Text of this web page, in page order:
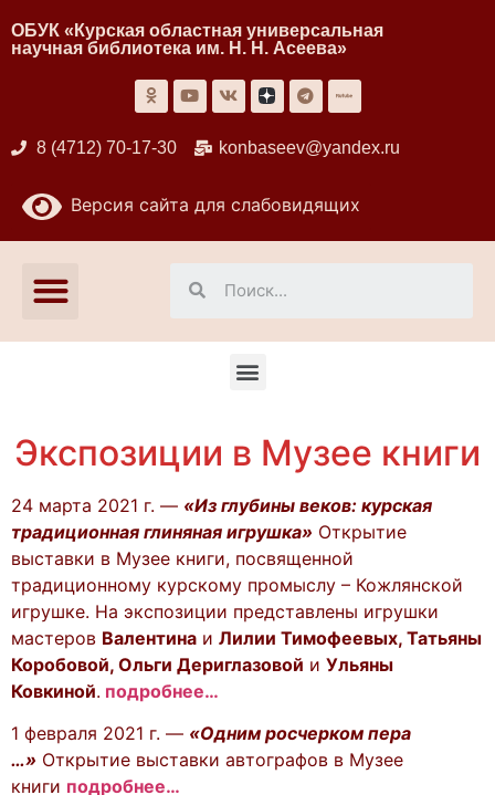
ОБУК «Курская областная универсальная
научная библиотека им. Н. Н. Асеева»
8 (4712) 70-17-30 konbaseev@yandex.ru
Версия сайта для слабовидящих
Экспозиции в Музее книги
24 марта 2021 г. — «Из глубины веков: курская
традиционная глиняная игрушка» Открытие
выставки в Музее книги, посвященной
традиционному курскому промыслу – Кожлянской
игрушке. На экспозиции представлены игрушки
мастеров Валентина и Лилии Тимофеевых, Татьяны
Коробовой, Ольги Дериглазовой и Ульяны
Ковкиной. подробнее…
1 февраля 2021 г. — «Одним росчерком пера
…» Открытие выставки автографов в Музее
книги подробнее…